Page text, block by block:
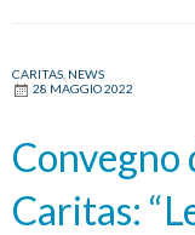
CARITAS NEWS
28 MAGGIO 2022
Convegno
Caritas: